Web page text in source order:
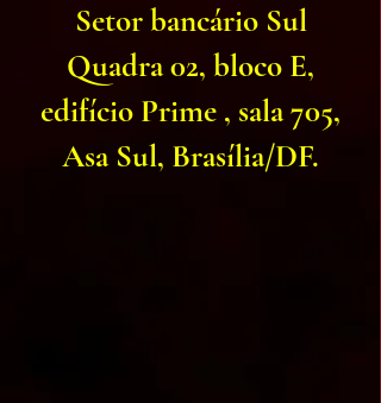
Setor bancário Sul
Quadra 02, bloco E,
edifício Prime , sala 705,
Asa Sul, Brasília/DF.